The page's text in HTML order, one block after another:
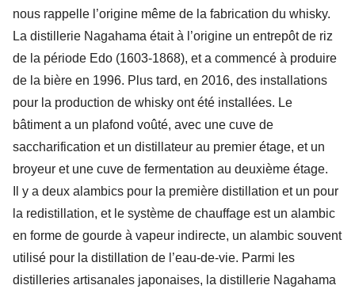
nous rappelle l’origine même de la fabrication du whisky.
La distillerie Nagahama était à l’origine un entrepôt de riz
de la période Edo (1603-1868), et a commencé à produire
de la bière en 1996. Plus tard, en 2016, des installations
pour la production de whisky ont été installées. Le
bâtiment a un plafond voûté, avec une cuve de
saccharification et un distillateur au premier étage, et un
broyeur et une cuve de fermentation au deuxième étage.
Il y a deux alambics pour la première distillation et un pour
la redistillation, et le système de chauffage est un alambic
en forme de gourde à vapeur indirecte, un alambic souvent
utilisé pour la distillation de l’eau-de-vie. Parmi les
distilleries artisanales japonaises, la distillerie Nagahama